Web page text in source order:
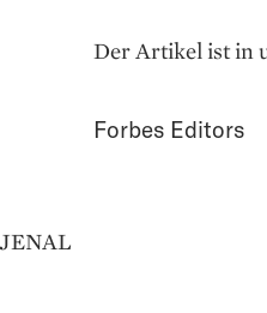
Der Artikel ist in
Forbes Editors